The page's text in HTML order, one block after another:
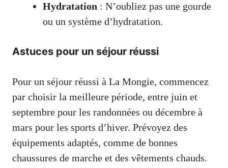
Hydratation : N’oubliez pas une gourde
ou un système d’hydratation.
Astuces pour un séjour réussi
Pour un séjour réussi à La Mongie, commencez
par choisir la meilleure période, entre juin et
septembre pour les randonnées ou décembre à
mars pour les sports d’hiver. Prévoyez des
équipements adaptés, comme de bonnes
chaussures de marche et des vêtements chauds.